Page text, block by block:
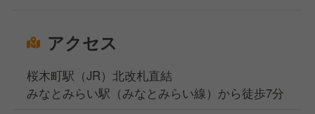
アクセス
桜木町駅（JR）北改札直結
みなとみらい駅（みなとみらい線）から徒歩7分